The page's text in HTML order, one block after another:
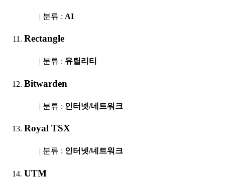
| 분류 : AI
Rectangle
| 분류 : 유틸리티
Bitwarden
| 분류 : 인터넷/네트워크
Royal TSX
| 분류 : 인터넷/네트워크
UTM